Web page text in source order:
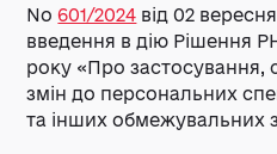
No601/2024 від 02
введення в дію Рішення
року «Про застосування,
змін до персональних
та інших обмежувальних